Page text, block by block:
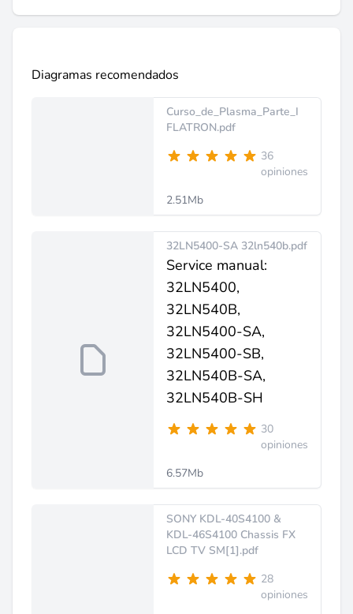
Diagramas recomendados
Curso_de_Plasma_Parte_I
FLATRON.pdf
36
opiniones
2.51Mb
32LN5400-SA 32ln540b.pdf
Service manual:
32LN5400,
32LN540B,
32LN5400-SA,
32LN5400-SB,
32LN540B-SA,
32LN540B-SH
30
opiniones
6.57Mb
SONY KDL-40S4100 &
KDL-46S4100 Chassis FX
LCD TV SM[1].pdf
28
opiniones